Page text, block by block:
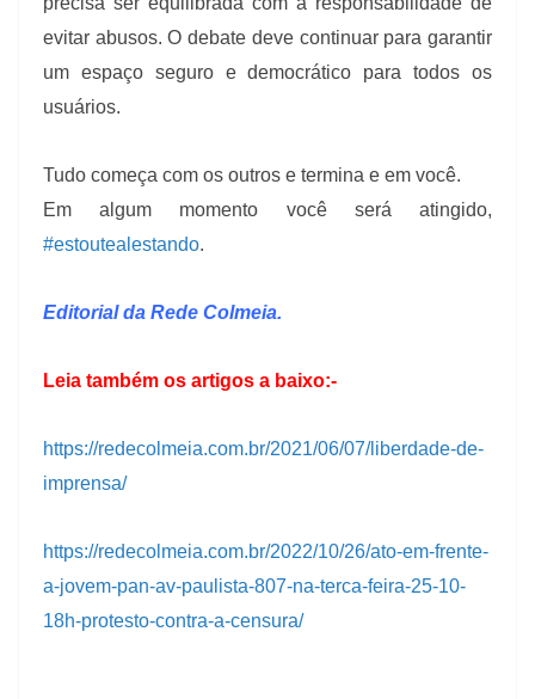
evitar abusos. O debate deve continuar para garantir
um espaço seguro e democrático para todos os
usuários.
Tudo começa com os outros e termina e em você.
Em algum momento você será atingido,
#estoutealestando.
Editorial da Rede Colmeia.
Leia também os artigos a baixo:-
https://redecolmeia.com.br/2021/06/07/liberdade-de-
imprensa/
https://redecolmeia.com.br/2022/10/26/ato-em-frente-
a-jovem-pan-av-paulista-807-na-terca-feira-25-10-
18h-protesto-contra-a-censura/